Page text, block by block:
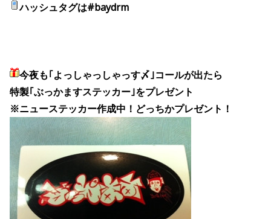
ハッシュタグは#baydrm
今夜も｢よっしゃっしゃっす〆｣コールが出たら
特製｢ぶっかますステッカー｣をプレゼント
※ニューステッカー作成中！どっちかプレゼント！